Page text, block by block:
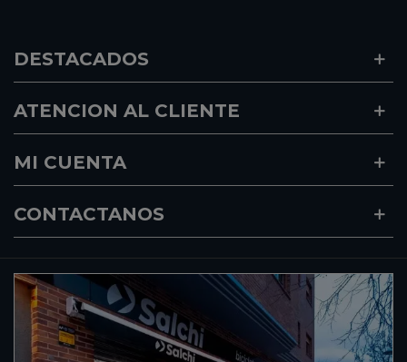
DESTACADOS
ATENCION AL CLIENTE
MI CUENTA
CONTACTANOS